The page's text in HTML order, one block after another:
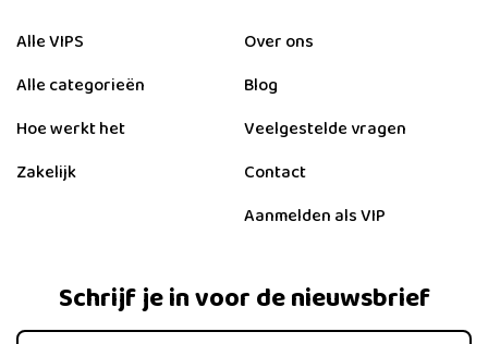
Alle VIPS
Alle categorieën
Hoe werkt het
Zakelijk
Over ons
Blog
Veelgestelde vragen
Contact
Aanmelden als VIP
Schrijf je in voor de nieuwsbrief